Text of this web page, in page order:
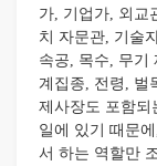
가, 기업가, 외교
치 자문관, 기술
속공, 목수, 무기
계집종, 전령, 벌
제사장도 포함되
일에 있기 때문
서 하는 역할만